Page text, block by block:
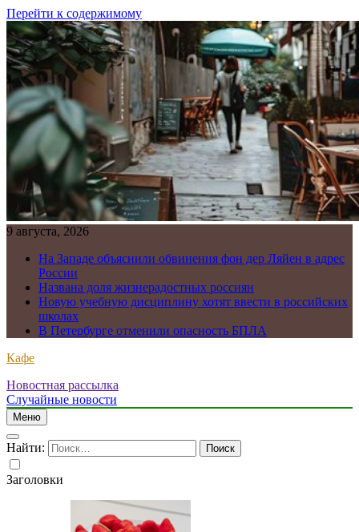
Перейти к содержимому
9 августа, 2026
На Западе объяснили обвинения фон дер Ляйен в адрес
России
Названа доля жизнерадостных россиян
Новую учебную дисциплину хотят ввести в российских
школах
В Петербурге отменили опасность БПЛА
Кафе
Новостная рассылка
Случайные новости
Меню
Найти:
Заголовки